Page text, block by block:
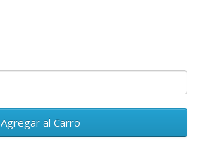
Agregar al Carro